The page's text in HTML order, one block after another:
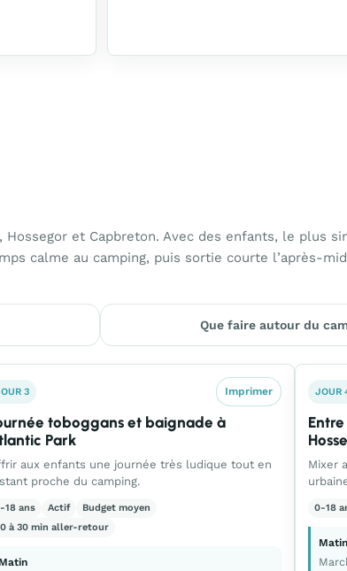
et Capbreton. Avec des enfants, le plus
calme au camping, puis sortie courte l’après-
Que faire autour du
3 Imprimer
toboggans et baignade à
Park
aux enfants une journée très ludique tout en
proche du camping.
18 ans Actif
Budget moyen
à 30 min aller-retour
Matin
JOUR
Mixer
0-18
Matin